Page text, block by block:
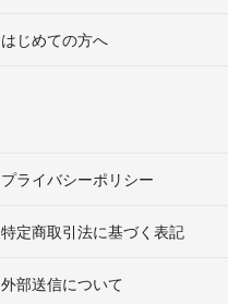
はじめての方へ
プライバシーポリシー
特定商取引法に基づく表記
外部送信について